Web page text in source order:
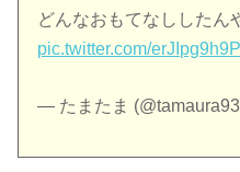
どんなおもてなししたん
pic.twitter.com/erJIpg9h9P
— たまたま